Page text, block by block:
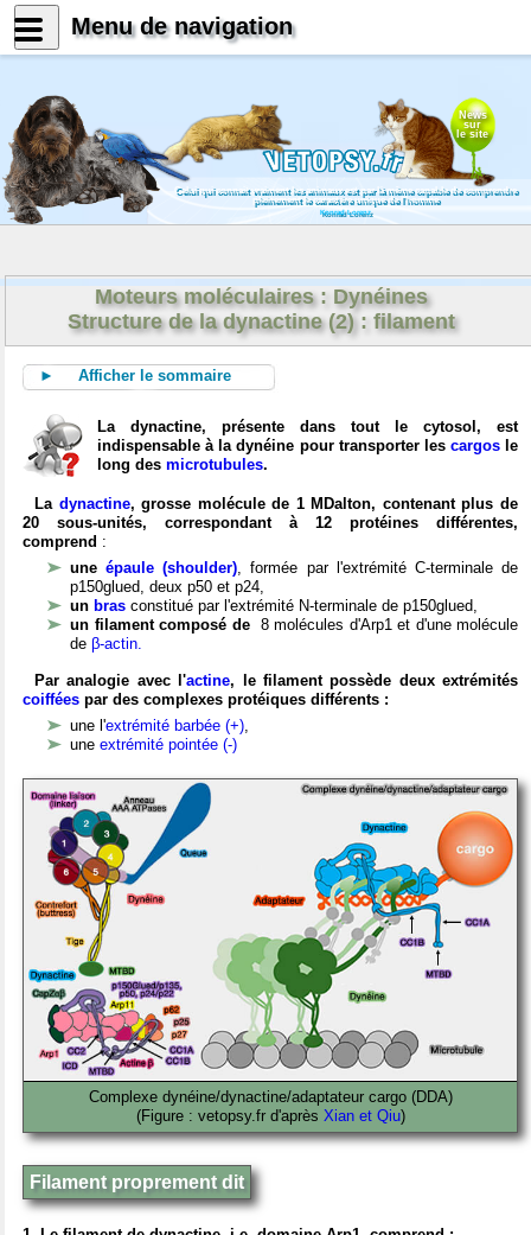
News
sur
le site
Celui qui connait vraiment les animaux est par là même capable de comprendre
pleinement le caractère unique de l'homme
Konrad Lorenz
Moteurs moléculaires : Dynéines
Structure de la dynactine (2) : filament
► Afficher le sommaire
La dynactine, présente dans tout le cytosol, est
indispensable à la dynéine pour transporter les cargosle
long des microtubules.
La dynactine, grosse molécule de 1 MDalton, contenant plus de
20 sous-unités, correspondant à 12 protéines différentes,
comprend :
uneépaule (shoulder), formée par l'extrémité C-terminale de
p150glued, deux p50 et p24,
un bras constitué par l'extrémité N-terminale de p150glued,
un filament composé de 8 molécules d'Arp1 et d'une molécule
de β-actin.
Par analogie avec l'actine, le filament possède deux extrémités
coiffées par des complexes protéiques différents :
une l'extrémité barbée (+),
une extrémité pointée (-)
Complexe dynéine/dynactine/adaptateur cargo (DDA)
(Figure : vetopsy.fr d'après Xian et Qiu)
Filament proprement dit
Menu de navigation